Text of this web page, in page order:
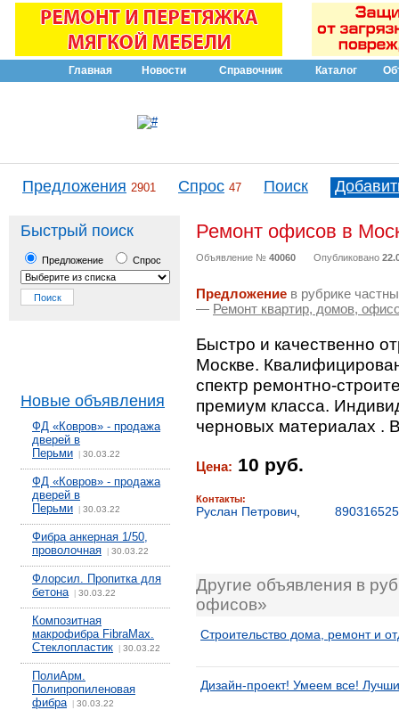
Главная Новости Справочник Каталог
Предложения 2901 Спрос 47 Поиск
Быстрый поиск
Предложение Спрос
Новые объявления
ФД «Ковров» - продажа
дверей в
Перьми
30.03.22
ФД «Ковров» - продажа
дверей в
Перьми
30.03.22
Фибра анкерная 1/50,
проволочная
30.03.22
Флорсил. Пропитка для
бетона| 30.03.22
Композитная
макрофибра FibraMax.
Стеклопластик
30.03.22
ПолиАрм.
Полипропиленовая
фибра| 30.03.22
Ремонт офисов в
Объявление № 40060 Опубликовано
Предложение в рубрике
— Ремонт квартир, домов,
Быстро и качественно
Москве.
спектр ремонтно-
премиум класса.
черновых материалах .
Цена: 10 руб.
Контакты:
Руслан Петрович
Другие объявления в
офисов»
Строительство дома, ремонт и
Дизайн-проект! Умеем все!